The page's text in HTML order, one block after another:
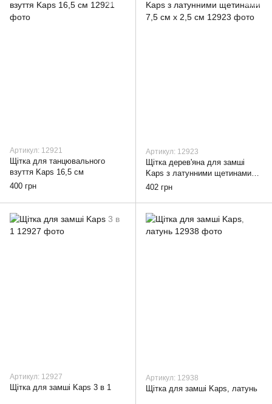
Артикул: 12921
Щітка для танцювального
взуття Kaps 16,5 см
400 грн
Артикул: 12923
Щітка дерев'яна для замші
Kaps з латунними щетинами
7,5 см x 2,5 см
402 грн
Артикул: 12927
Щітка для замші Kaps 3 в 1
Артикул: 12938
Щітка для замші Kaps, латунь